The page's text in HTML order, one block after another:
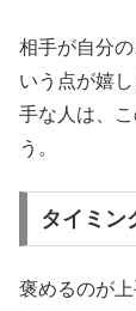
相手が自分
いう点が嬉
手な人は、
う。
タイミン
褒めるのが